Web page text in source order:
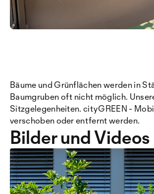
Bäume und Grünflächen werden in
Baumgruben oft nicht möglich.
Sitzgelegenheiten. cityGREEN -
verschoben oder entfernt werden.
Bilder und Videos